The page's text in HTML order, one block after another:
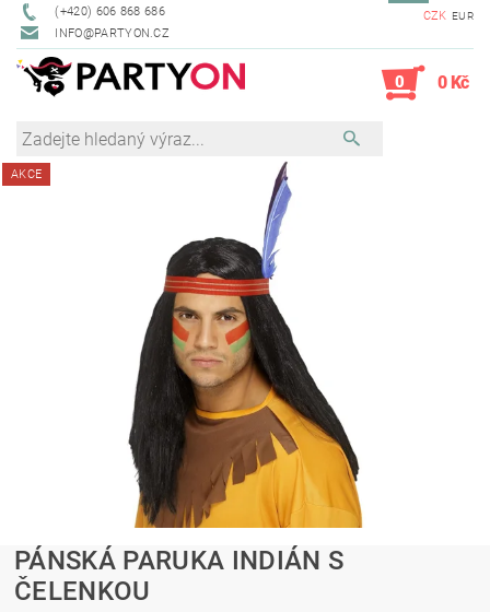
(+420) 606 868 686
INFO@PARTYON.CZ
CZK EUR
0 0 Kč
AKCE
PÁNSKÁ PARUKA INDIÁN S
ČELENKOU